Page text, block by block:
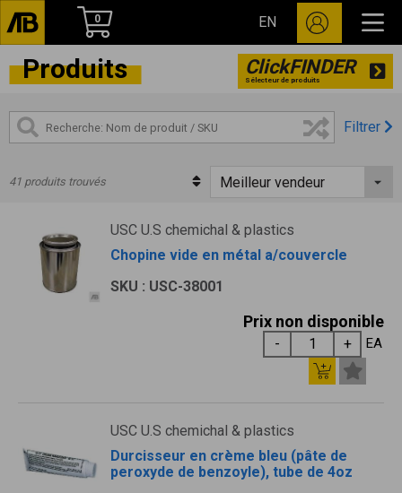
0 EN
Produits ClickFINDER
Sélecteur de produits
Filtrer
41 produits trouvés
USC U.S chemichal & plastics
Chopine vide en métal a/couvercle
SKU : USC-38001
Prix non disponible
EA
USC U.S chemichal & plastics
Durcisseur en crème bleu (pâte de
peroxyde de benzoyle), tube de 4oz